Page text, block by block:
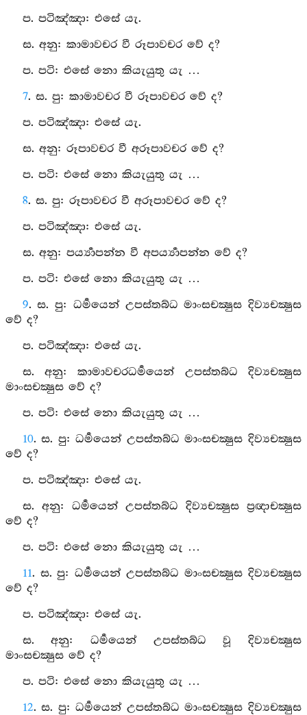
ප. පටිඤ්ඤා: එසේ යැ.
ස. අනු: කාමාවචර වී රූපාවචර වේ ද?
ප. පටි: එසේ නො කියැයුතු යැ …
7. ස. පු: කාමාවචර වී රූපාවචර වේ ද?
ප. පටිඤ්ඤා: එසේ යැ.
ස. අනු: රූපාවචර වී අරූපාවචර වේ ද?
ප. පටි: එසේ නො කියැයුතු යැ …
8. ස. පු: රූපාවචර වී අරූපාවචර වේ ද?
ප. පටිඤ්ඤා: එසේ යැ.
ස. අනු: පර්‍ය්‍යාපන්න වී අපර්‍ය්‍යාපන්න වේ ද?
ප. පටි: එසේ නො කියැයුතු යැ …
9. ස. පු: ධර්‍මයෙන් උපස්තබ්ධ මාංසචක්‍ෂුස දිව්‍යචක්‍ෂුස
වේ ද?
ප. පටිඤ්ඤා: එසේ යැ.
ස. අනු: කාමාවචරධර්‍මයෙන් උපස්තබ්ධ දිව්‍යචක්‍ෂුස
මාංසචක්‍ෂුස වේ ද?
ප. පටි: එසේ නො කියැයුතු යැ …
10. ස. පු: ධර්‍මයෙන් උපස්තබ්ධ මාංසචක්‍ෂුස දිව්‍යචක්‍ෂුස
වේ ද?
ප. පටිඤ්ඤා: එසේ යැ.
ස. අනු: ධර්‍මයෙන් උපස්තබ්ධ දිව්‍යචක්‍ෂුස ප්‍රඥාචක්‍ෂුස
වේ ද?
ප. පටි: එසේ නො කියැයුතු යැ …
11. ස. පු: ධර්‍මයෙන් උපස්තබ්ධ මාංසචක්‍ෂුස දිව්‍යචක්‍ෂුස
වේ ද?
ප. පටිඤ්ඤා: එසේ යැ.
ස. අනු: ධර්‍මයෙන් උපස්තබ්ධ වූ දිව්‍යචක්‍ෂුස
මාංසචක්‍ෂුස වේ ද?
ප. පටි: එසේ නො කියැයුතු යැ …
12. ස. පු: ධර්‍මයෙන් උපස්තබ්ධ මාංසචක්‍ෂුස දිව්‍යචක්‍ෂුස